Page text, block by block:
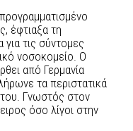
έφτιαξα τη
τις σύντομες
νοσοκομείο. Ο
από Γερμανία
τα περιστατικά
Γνωστός στον
όσο λίγοι στην